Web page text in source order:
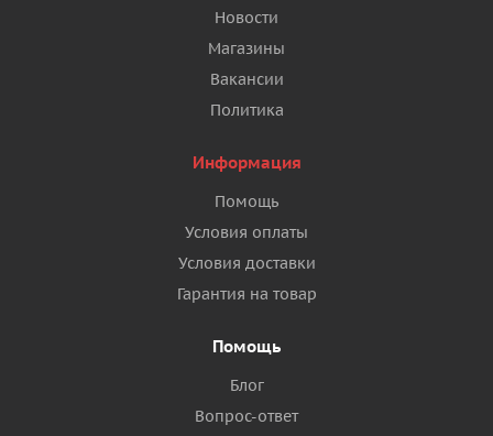
Новости
Магазины
Вакансии
Политика
Информация
Помощь
Условия оплаты
Условия доставки
Гарантия на товар
Помощь
Блог
Вопрос-ответ